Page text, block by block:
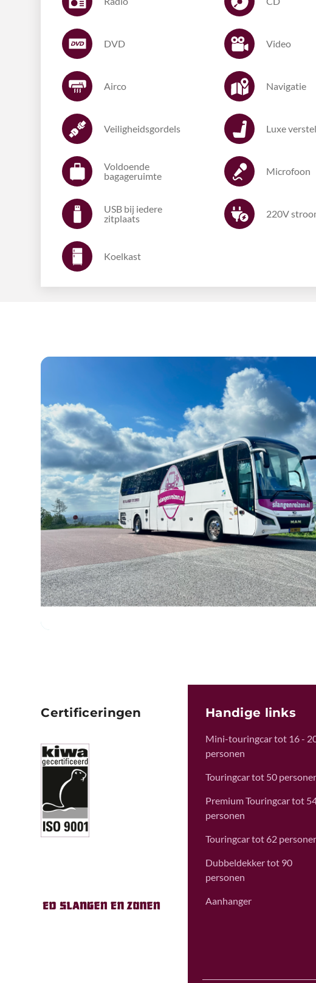
DVD Video
Airco Navigatie
Veiligheidsgordels Luxe
Voldoende
bagageruimte
Microfoon
USB bij iedere
zitplaats
220V
Koelkast
Certificeringen Handige links
Mini-touringcar tot 16 -
personen
Touringcar tot 50
Premium Touringcar tot
personen
Touringcar tot 62
Dubbeldekker tot 90
personen
Aanhanger